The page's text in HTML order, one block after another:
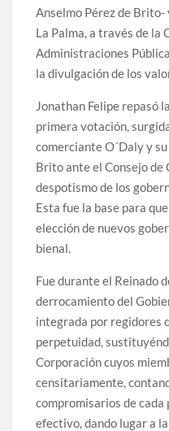
Anselmo Pérez de
La Palma, a través de la
Administraciones
la divulgación de los
Jonathan Felipe repasó
primera votación,
comerciante O´Daly y
Brito ante el Consejo
despotismo de los
Esta fue la base para
elección de nuevos
bienal.
Fue durante el Reinado
derrocamiento del
integrada por regidores
perpetuidad,
Corporación cuyos
censitariamente,
compromisarios de
efectivo, dando lugar a